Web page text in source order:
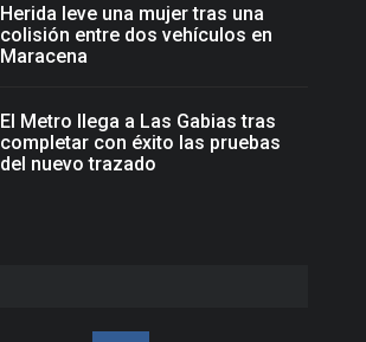
Herida leve una mujer tras una
colisión entre dos vehículos en
Maracena
El Metro llega a Las Gabias tras
completar con éxito las pruebas
del nuevo trazado